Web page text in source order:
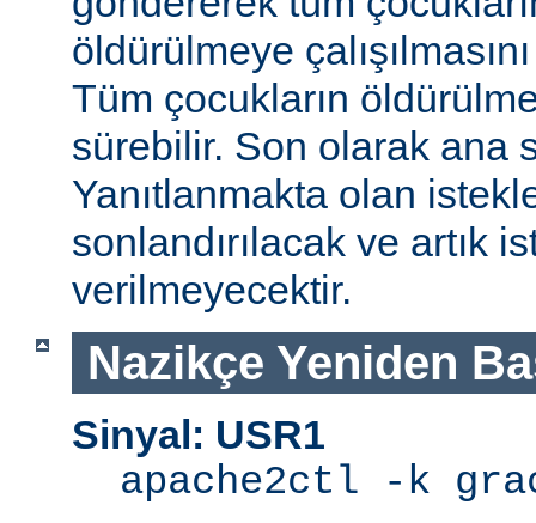
öldürülmeye
Tüm çocukların
sürebilir. Son olarak ana
Yanıtlanmakta olan
sonlandırılacak ve artık
verilmeyecektir.
Nazikçe Yeniden
Sinyal: USR1
apache2ctl -k